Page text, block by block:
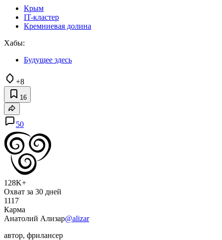
Крым
IT-кластер
Кремниевая долина
Хабы:
Будущее здесь
+8
16
50
128K+
Охват за 30 дней
1117
Карма
Анатолий Ализар@alizar
автор, фрилансер